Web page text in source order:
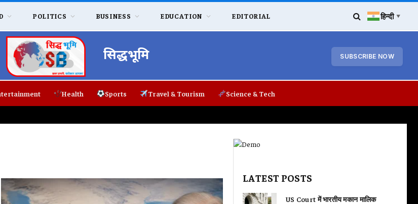
POLITICS BUSINESS EDUCATION EDITORIAL हिन्दी ▼
सिद्धभूमि SUBSCRIBE NOW
Health Sports Travel & Tourism Science & Tech
LATEST POSTS
US Court में भारतीय मकान मालिक